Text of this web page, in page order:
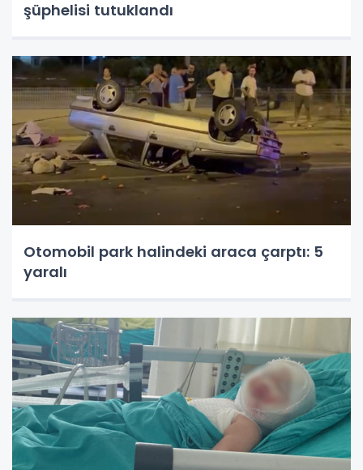
şüphelisi tutuklandı
Otomobil park halindeki araca çarptı: 5
yaralı